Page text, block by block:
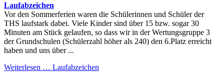
Laufabzeichen
Vor den Sommerferien waren die Schülerinnen und Schüler der
THS laufstark dabei. Viele Kinder sind über 15 bzw. sogar 30
Minuten am Stück gelaufen, so dass wir in der Wertungsgruppe 3
der Grundschulen (Schülerzahl höher als 240) den 6.Platz erreicht
haben und uns über ...
Weiterlesen … Laufabzeichen